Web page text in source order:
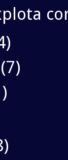
(7)